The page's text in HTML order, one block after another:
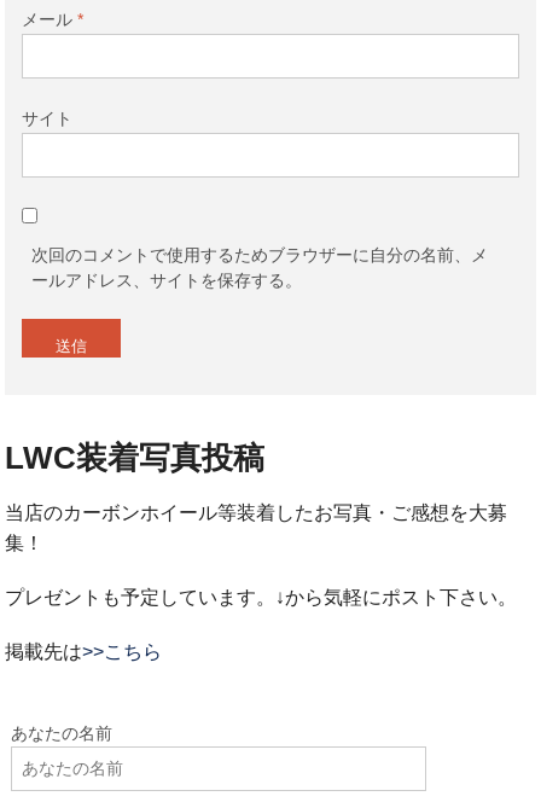
メール *
サイト
次回のコメントで使用するためブラウザーに自分の名前、メ
ールアドレス、サイトを保存する。
LWC装着写真投稿
当店のカーボンホイール等装着したお写真・ご感想を大募
集！
プレゼントも予定しています。↓から気軽にポスト下さい。
掲載先は>>こちら
あなたの名前